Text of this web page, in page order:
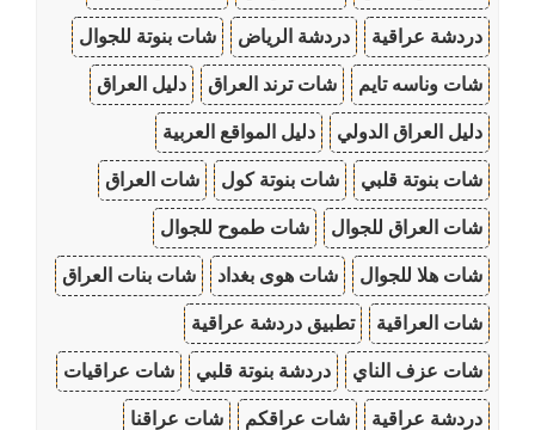
دردشة عراقية دردشة الرياض شات بنوتة للجوال
شات وناسه تايم شات ترند العراق دليل العراق
دليل العراق الدولي دليل المواقع العربية
شات بنوتة قلبي شات بنوتة كول شات العراق
شات العراق للجوال شات طموح للجوال
شات هلا للجوال شات هوى بغداد شات بنات العراق
شات العراقية تطبيق دردشة عراقية
شات عزف الناي دردشة بنوتة قلبي شات عراقيات
دردشة عراقية شات عراقكم شات عراقنا